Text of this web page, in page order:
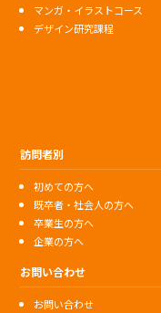
マンガ・イラストコース
デザイン研究課程
訪問者別
初めての方へ
既卒者・社会人の方へ
卒業生の方へ
企業の方へ
お問い合わせ
お問い合わせ